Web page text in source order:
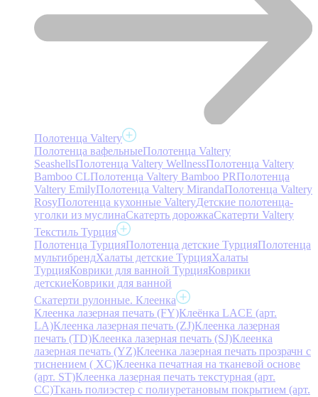
Полотенца Valtery
Полотенца вафельныеПолотенца Valtery
SeashellsПолотенца Valtery WellnessПолотенца Valtery
Bamboo CLПолотенца Valtery Bamboo PRПолотенца
Valtery EmilyПолотенца Valtery MirandaПолотенца Valtery
RosyПолотенца кухонные ValteryДетские полотенца-
уголки из муслинаСкатерть дорожкаСкатерти Valtery
Текстиль Турция
Полотенца ТурцияПолотенца детские ТурцияПолотенца
мультибрендХалаты детские ТурцияХалаты
ТурцияКоврики для ванной ТурцияКоврики
детскиеКоврики для ванной
Скатерти рулонные. Клеенка
Клеенка лазерная печать (FY)Клеёнка LACE (арт.
LA)Клеенка лазерная печать (ZJ)Клеенка лазерная
печать (TD)Клеенка лазерная печать (SJ)Клеенка
лазерная печать (YZ)Клеенка лазерная печать прозрачн с
тиснением ( XC)Клеенка печатная на тканевой основе
(арт. ST)Клеенка лазерная печать текстурная (арт.
CC)Ткань полиэстер с полиуретановым покрытием (арт.